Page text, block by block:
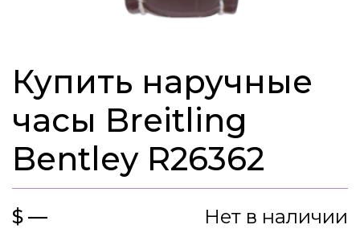
Купить наручные
часы Breitling
Bentley R26362
$ — Нет в наличии